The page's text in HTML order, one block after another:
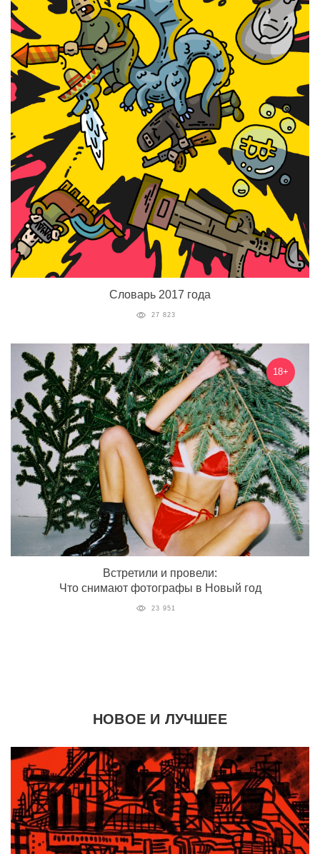
Словарь 2017 года
27 823
18+
Встретили и провели:
Что снимают фотографы в Новый год
23 951
НОВОЕ И ЛУЧШЕЕ